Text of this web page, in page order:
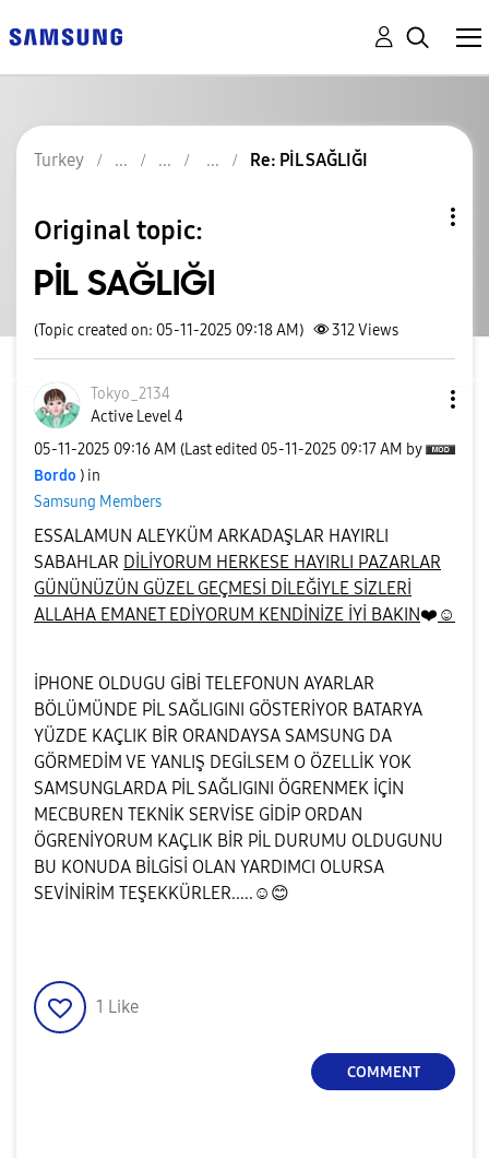
Turkey Re: PİL SAĞLIĞI
Original topic:
PİL SAĞLIĞI
(Topic created on: 05-11-2025 09:18 AM) 312Views
Tokyo_2134
Active Level 4
‎05-11-2025 09:16 AM (Last edited ‎05-11-2025 09:17 AM by
Bordo ) in
Samsung Members
ESSALAMUN ALEYKÜM ARKADAŞLAR HAYIRLI
SABAHLAR DİLİYORUM HERKESE HAYIRLI PAZARLAR
GÜNÜNÜZÜN GÜZEL GEÇMESİ DİLEĞİYLE SİZLERİ
ALLAHA EMANET EDİYORUM KENDİNİZE İYİ BAKIN❤️ ☺️
İPHONE OLDUGU GİBİ TELEFONUN AYARLAR
BÖLÜMÜNDE PİL SAĞLIGINI GÖSTERİYOR BATARYA
YÜZDE KAÇLIK BİR ORANDAYSA SAMSUNG DA
GÖRMEDİM VE YANLIŞ DEGİLSEM O ÖZELLİK YOK
SAMSUNGLARDA PİL SAĞLIGINI ÖGRENMEK İÇİN
MECBUREN TEKNİK SERVİSE GİDİP ORDAN
ÖGRENİYORUM KAÇLIK BİR PİL DURUMU OLDUGUNU
BU KONUDA BİLGİSİ OLAN YARDIMCI OLURSA
SEVİNİRİM TEŞEKKÜRLER.....☺️ 😊
1 Like
COMMENT